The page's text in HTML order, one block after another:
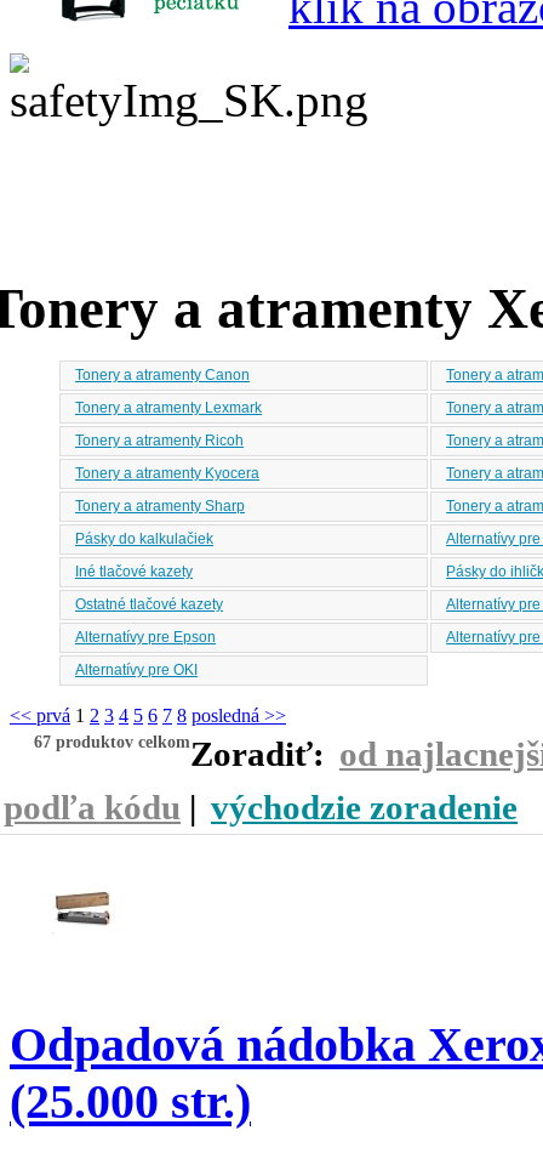
a atramenty
Tonery a atramenty Canon
Tonery a
Tonery a atramenty Lexmark
Tonery a
Tonery a atramenty Ricoh
Tonery a
Tonery a atramenty Kyocera
Tonery a
Tonery a atramenty Sharp
Tonery a
Pásky do kalkulačiek
Alternatívy
Iné tlačové kazety
Pásky do
Ostatné tlačové kazety
Alternatívy
Alternatívy pre Epson
Alternatívy
Alternatívy pre OKI
<< prvá 1 2 3 4 5 6 7 8 posledná >>
67 produktov celkomZoradiť: od
podľa kódu | východzie zoradenie
Odpadová nádobka
(25.000 str.)